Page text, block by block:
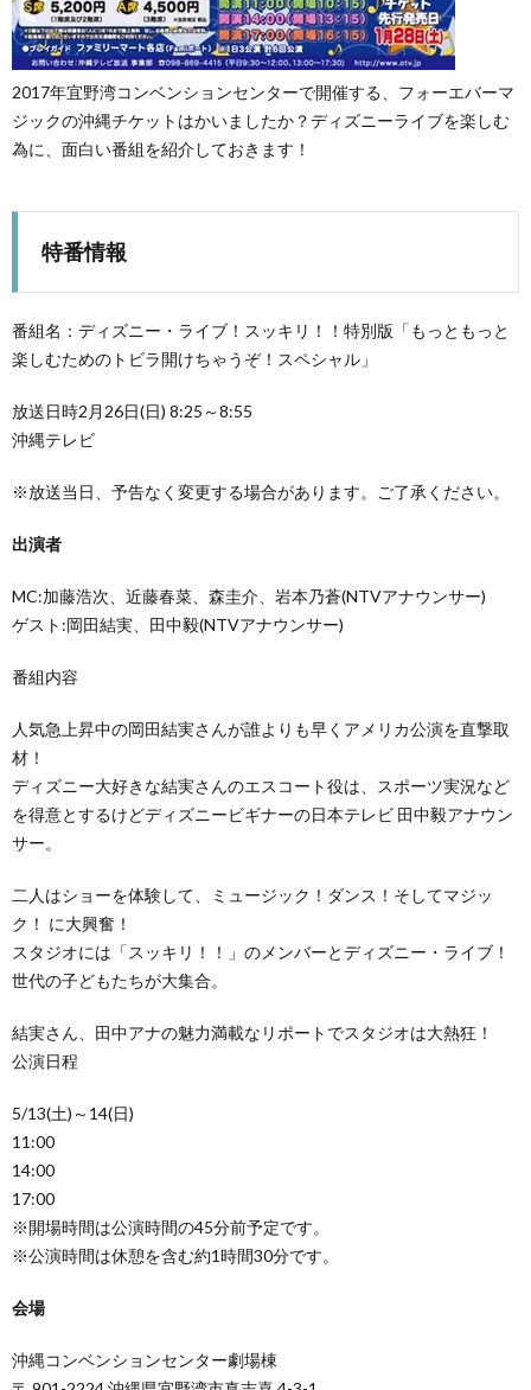
2017年宜野湾コンベンションセンターで開催する、フォーエバーマ
ジックの沖縄チケットはかいましたか？ディズニーライブを楽しむ
為に、面白い番組を紹介しておきます！
特番情報
番組名：ディズニー・ライブ！スッキリ！！特別版「もっともっと
楽しむためのトビラ開けちゃうぞ！スペシャル」
放送日時2月26日(日) 8:25～8:55
沖縄テレビ
※放送当日、予告なく変更する場合があります。ご了承ください。
出演者
MC:加藤浩次、近藤春菜、森圭介、岩本乃蒼(NTVアナウンサー)
ゲスト:岡田結実、田中毅(NTVアナウンサー)
番組内容
人気急上昇中の岡田結実さんが誰よりも早くアメリカ公演を直撃取
材！
ディズニー大好きな結実さんのエスコート役は、スポーツ実況など
を得意とするけどディズニービギナーの日本テレビ 田中毅アナウン
サー。
二人はショーを体験して、ミュージック！ダンス！そしてマジッ
ク！ に大興奮！
スタジオには「スッキリ！！」のメンバーとディズニー・ライブ！
世代の子どもたちが大集合。
結実さん、田中アナの魅力満載なリポートでスタジオは大熱狂！
公演日程
5/13(土)～14(日)
11:00
14:00
17:00
※開場時間は公演時間の45分前予定です。
※公演時間は休憩を含む約1時間30分です。
会場
沖縄コンベンションセンター劇場棟